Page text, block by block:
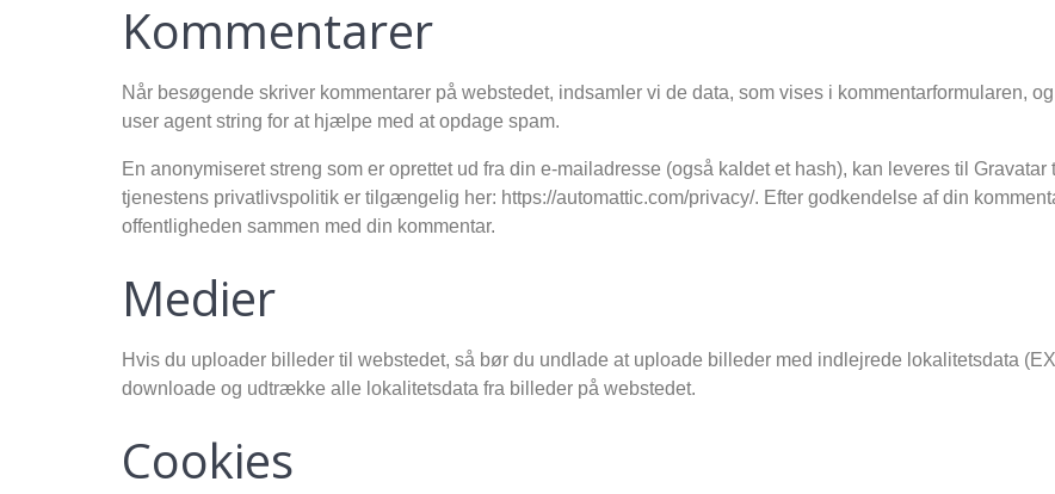
Kommentarer
Når besøgende skriver kommentarer på webstedet, indsamler vi de data, som vises i kommentarformularen,
user agent string for at hjælpe med at opdage spam.
En anonymiseret streng som er oprettet ud fra din e-mailadresse (også kaldet et hash), kan leveres til
tjenestens privatlivspolitik er tilgængelig her: https://automattic.com/privacy/. Efter godkendelse af din
offentligheden sammen med din kommentar.
Medier
Hvis du uploader billeder til webstedet, så bør du undlade at uploade billeder med indlejrede lokalitetsdata
downloade og udtrække alle lokalitetsdata fra billeder på webstedet.
Cookies